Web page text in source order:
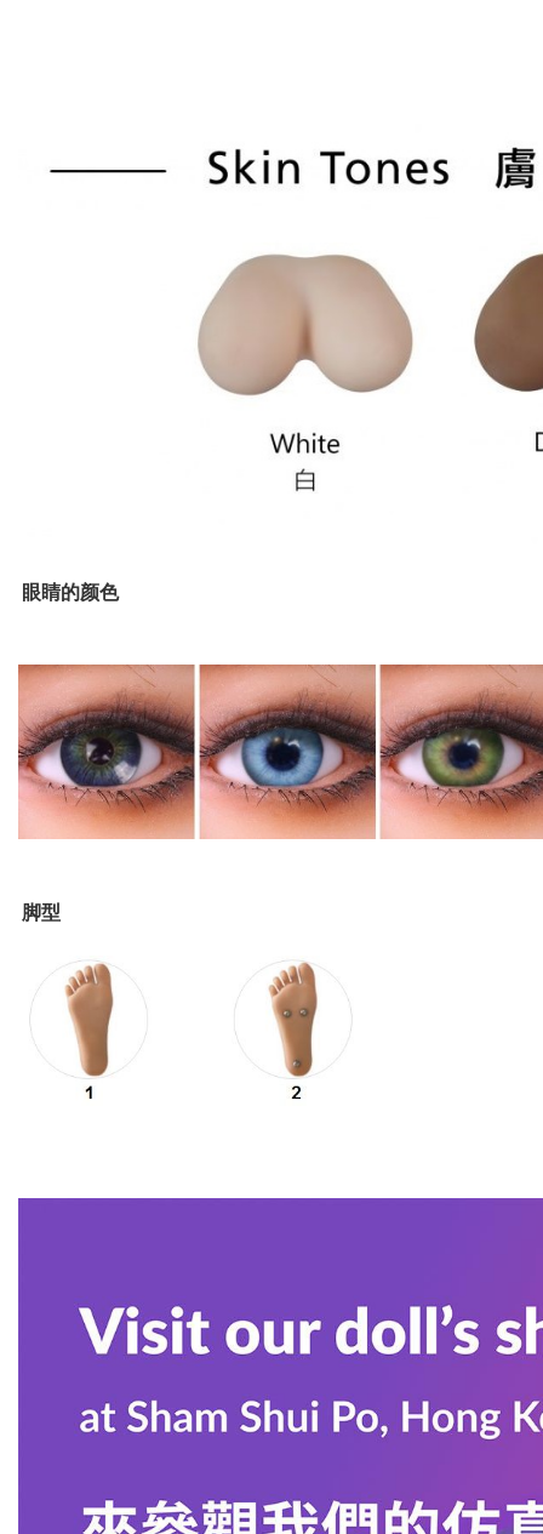
眼睛的颜色
脚型